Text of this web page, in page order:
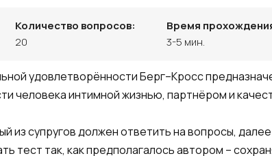
Количество вопросов:
20
Время
3-5 мин.
удовлетворённости Берг–Кросс
человека интимной жизнью, партнёром и
из супругов должен ответить на вопросы,
тест так, как предполагалось автором –